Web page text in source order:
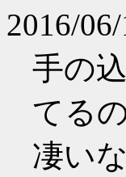
2016/
手の
てる
凄い